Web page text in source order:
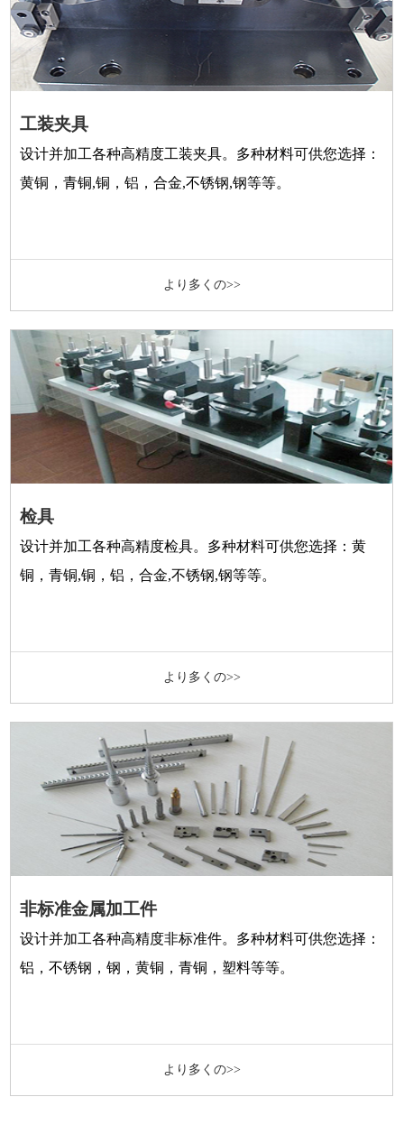
工装夹具
设计并加工各种高精度工装夹具。多种材料可供您选择：
黄铜，青铜,铜，铝，合金,不锈钢,钢等等。
より多くの>>
检具
设计并加工各种高精度检具。多种材料可供您选择：黄
铜，青铜,铜，铝，合金,不锈钢,钢等等。
より多くの>>
非标准金属加工件
设计并加工各种高精度非标准件。多种材料可供您选择：
铝，不锈钢，钢，黄铜，青铜，塑料等等。
より多くの>>